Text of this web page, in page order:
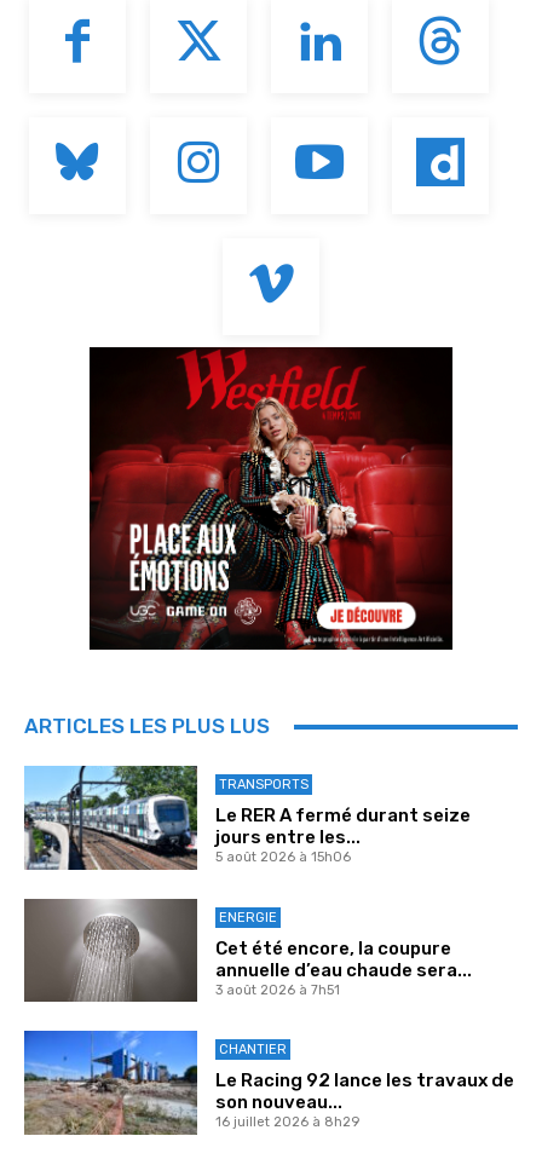
ARTICLES LES PLUS LUS
TRANSPORTS
Le RER A fermé durant seize
jours entre les...
5 août 2026 à 15h06
ENERGIE
Cet été encore, la coupure
annuelle d’eau chaude sera...
3 août 2026 à 7h51
CHANTIER
Le Racing 92 lance les travaux de
son nouveau...
16 juillet 2026 à 8h29